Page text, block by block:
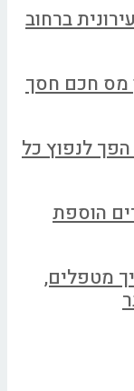
ברחוב
מס חכם חסך
הפך לנפוץ כל
הוספת
מטפלים,